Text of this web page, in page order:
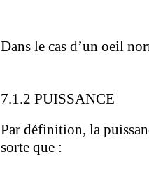
Dans le cas d’un oeil
7.1.2 PUISSANCE
Par définition, la
sorte que :